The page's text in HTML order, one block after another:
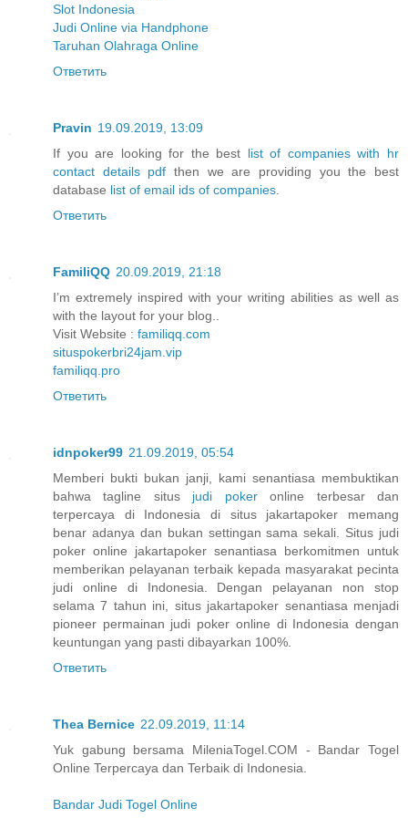
Slot Indonesia
Judi Online via Handphone
Taruhan Olahraga Online
Ответить
Pravin 19.09.2019, 13:09
If you are looking for the best list of companies with hr
contact details pdf then we are providing you the best
database list of email ids of companies
Ответить
FamiliQQ 20.09.2019, 21:18
I’m extremely inspired with your writing abilities as well as
with the layout for your blog..
Visit Website : familiqq.com
situspokerbri24jam.vip
familiqq.pro
Ответить
idnpoker99 21.09.2019, 05:54
Memberi bukti bukan janji, kami senantiasa membuktikan
bahwa tagline situs judi pokeronline terbesar dan
terpercaya di Indonesia di situs jakartapoker memang
benar adanya dan bukan settingan sama sekali. Situs judi
poker online jakartapoker senantiasa berkomitmen untuk
memberikan pelayanan terbaik kepada masyarakat pecinta
judi online di Indonesia. Dengan pelayanan non stop
selama 7 tahun ini, situs jakartapoker senantiasa menjadi
pioneer permainan judi poker online di Indonesia dengan
keuntungan yang pasti dibayarkan 100%.
Ответить
Thea Bernice 22.09.2019, 11:14
Yuk gabung bersama MileniaTogel.COM - Bandar Togel
Online Terpercaya dan Terbaik di Indonesia.
Bandar Judi Togel Online